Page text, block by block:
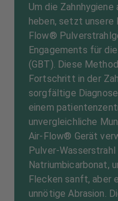
Um die Zahnhygiene
heben, setzt unsere
Flow®
Engagements für
(GBT). Diese
Fortschritt in der
sorgfältige
einem
unvergleichliche
Air-Flow® Gerät
Pulver-
Natriumbicarbonat,
Flecken sanft, aber
unnötige Abrasion.